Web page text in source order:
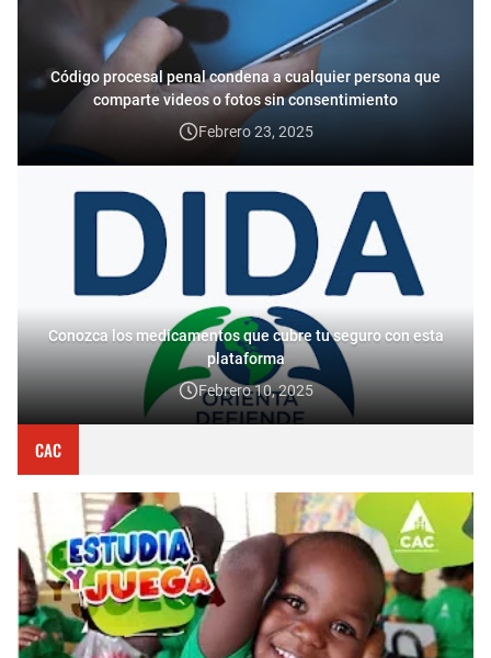
Código procesal penal condena a cualquier persona que
comparte videos o fotos sin consentimiento
Febrero 23, 2025
Conozca los medicamentos que cubre tu seguro con esta
plataforma
Febrero 10, 2025
CAC